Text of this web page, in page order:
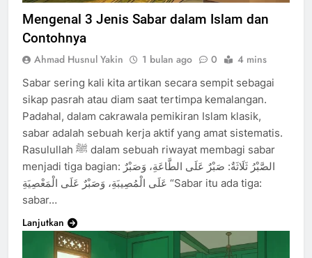
Mengenal 3 Jenis Sabar dalam Islam dan
Contohnya
Ahmad Husnul Yakin 1 bulan ago 0 4 mins
Sabar sering kali kita artikan secara sempit sebagai
sikap pasrah atau diam saat tertimpa kemalangan.
Padahal, dalam cakrawala pemikiran Islam klasik,
sabar adalah sebuah kerja aktif yang amat sistematis.
Rasulullah ﷺ dalam sebuah riwayat membagi sabar
menjadi tiga bagian: الصَّبْرُ ثَلَاثَةٌ: صَبْرٌ عَلَى الطَّاعَةِ، وَصَبْرٌ
عَلَى الْمُصِيبَةِ، وَصَبْرٌ عَلَى الْمَعْصِيَةِ “Sabar itu ada tiga:
sabar…
Lanjutkan